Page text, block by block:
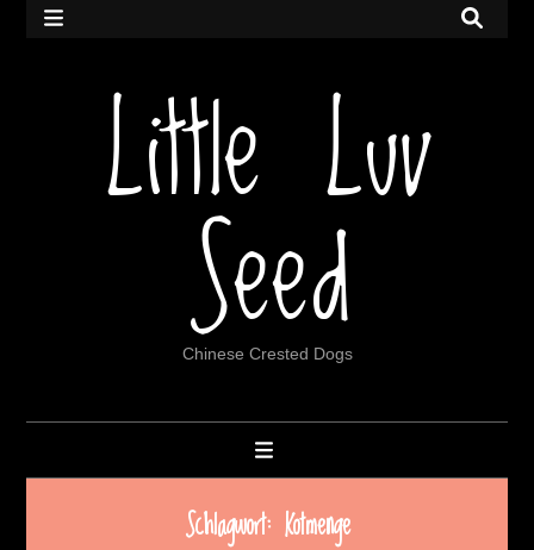
Little Luv
Seed
Chinese Crested Dogs
Schlagwort: Kotmenge